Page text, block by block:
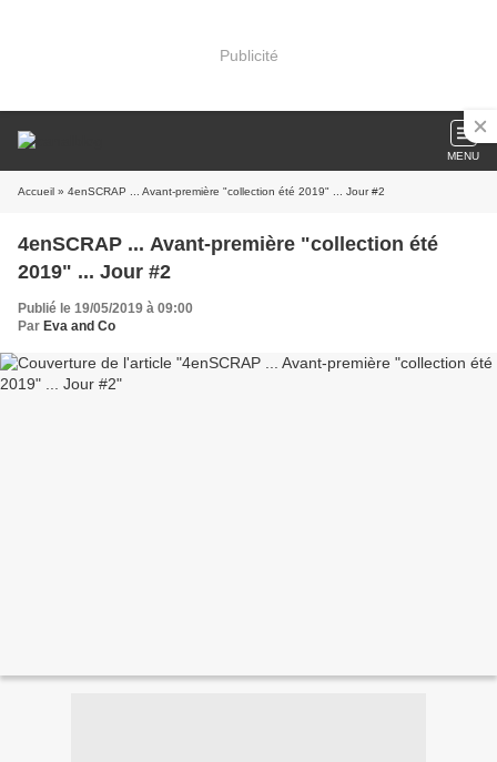
Publicité
MENU
Accueil » 4enSCRAP ... Avant-première "collection été 2019" ... Jour #2
4enSCRAP ... Avant-première "collection été
2019" ... Jour #2
Publié le 19/05/2019 à 09:00
Par Eva and Co